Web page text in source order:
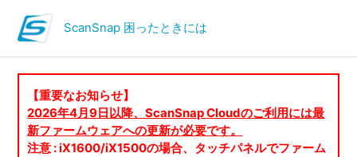
ScanSnap 困ったときには
【重要なお知らせ】
2026年4月9日以降、ScanSnap Cloudのご利用には最
新ファームウェアへの更新が必要です。
注意 : iX1600/iX1500の場合、タッチパネルでファーム